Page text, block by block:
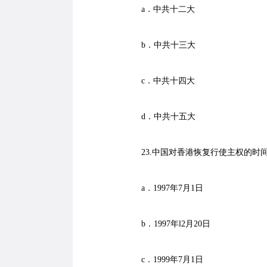
a．中共十二大
b．中共十三大
c．中共十四大
d．中共十五大
23.中国对香港恢复行使主权的时
a．1997年7月1日
b．1997年l2月20日
c．1999年7月1日